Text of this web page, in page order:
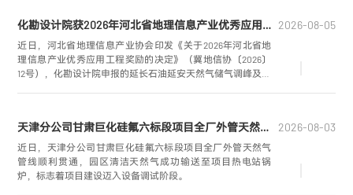
结号，以超常规举措抢工期、赶进度、保履约，圆满完成阶
段性攻坚任务，为项目投料试车筑牢坚实基础。
化勘设计院获2026年河北省地理信息产业优秀应用工程银奖 2026-08-05
近日，河北省地理信息产业协会印发《关于2026年河北省地
理信息产业优秀应用工程奖励的决定》（冀地信协〔2026〕
12号），化勘设计院申报的延长石油延安天然气储气调峰及配
天津分公司甘肃巨化硅氟六标段项目全厂外管天然气管线顺利贯通 2026-08-03
近日，天津分公司甘肃巨化硅氟六标段项目全厂外管天然气
管线顺利贯通，园区清洁天然气成功输送至项目热电站锅
炉，标志着项目建设迈入设备调试阶段。